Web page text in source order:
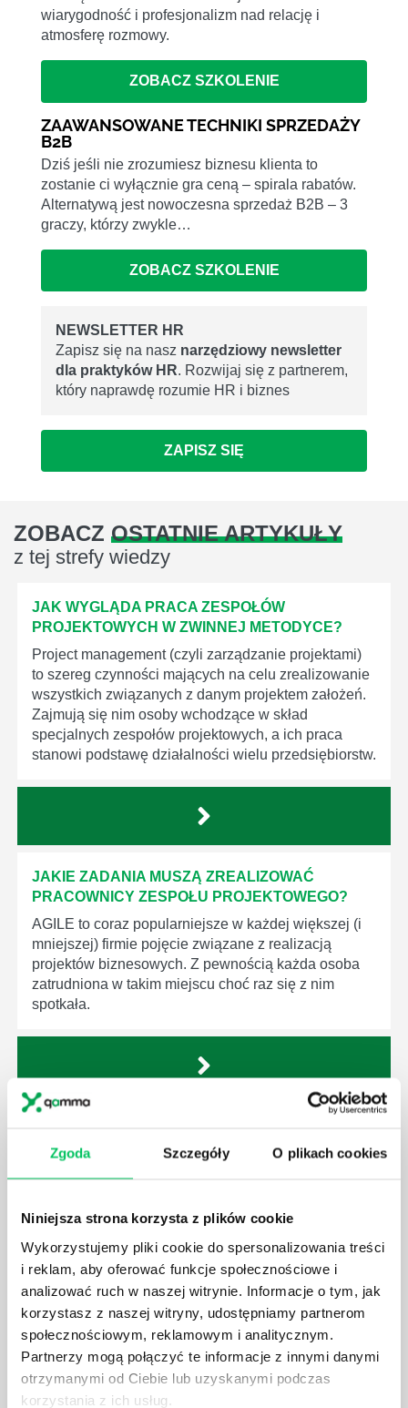
Zgoda Szczegóły O plikach cookies
Niniejsza strona korzysta z plików cookie
Wykorzystujemy pliki cookie do spersonalizowania treści
i reklam, aby oferować funkcje społecznościowe i
analizować ruch w naszej witrynie. Informacje o tym, jak
korzystasz z naszej witryny, udostępniamy partnerom
społecznościowym, reklamowym i analitycznym.
Partnerzy mogą połączyć te informacje z innymi danymi
otrzymanymi od Ciebie lub uzyskanymi podczas
korzystania z ich usług.
wiarygodność i profesjonalizm nad relację i
atmosferę rozmowy.
ZOBACZ SZKOLENIE
ZAAWANSOWANE TECHNIKI SPRZEDAŻY
B2B
Dziś jeśli nie zrozumiesz biznesu klienta to
zostanie ci wyłącznie gra ceną – spirala rabatów.
Alternatywą jest nowoczesna sprzedaż B2B – 3
graczy, którzy zwykle…
ZOBACZ SZKOLENIE
NEWSLETTER HR
Zapisz się na nasz narzędziowy newsletter
dla praktyków HR. Rozwijaj się z partnerem,
który naprawdę rozumie HR i biznes
ZAPISZ SIĘ
ZOBACZ OSTATNIE ARTYKUŁY
z tej strefy wiedzy
JAK WYGLĄDA PRACA ZESPOŁÓW
PROJEKTOWYCH W ZWINNEJ METODYCE?
Project management (czyli zarządzanie projektami)
to szereg czynności mających na celu zrealizowanie
wszystkich związanych z danym projektem założeń.
Zajmują się nim osoby wchodzące w skład
specjalnych zespołów projektowych, a ich praca
stanowi podstawę działalności wielu przedsiębiorstw.
JAKIE ZADANIA MUSZĄ ZREALIZOWAĆ
PRACOWNICY ZESPOŁU PROJEKTOWEGO?
AGILE to coraz popularniejsze w każdej większej (i
mniejszej) firmie pojęcie związane z realizacją
projektów biznesowych. Z pewnością każda osoba
zatrudniona w takim miejscu choć raz się z nim
spotkała.
POWINIEN MIEĆ BRYGADZISTA?
sprawnie realizować swoich zadań, jeśli zabraknie w
niezbędna jest osoba nadzorująca wszystkie
czynności wykonywane przez pracowników.
JAK BRYGADZISTA MOŻE ROZWINĄĆ SWOJE